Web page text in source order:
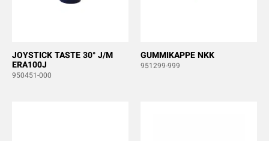
JOYSTICK TASTE 30° J/M
ERA100J
950451-000
GUMMIKAPPE NKK
951299-999